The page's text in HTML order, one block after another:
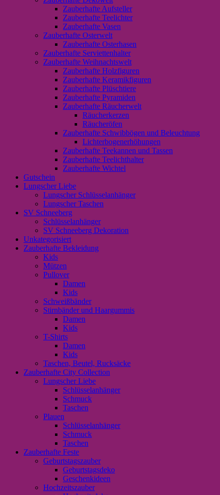
Zauberhafte Aufsteller
Zauberhafte Teelichter
Zauberhafte Vasen
Zauberhafte Osterwelt
Zauberhafte Osterhasen
Zauberhafte Serviettenhalter
Zauberhafte Weihnachtswelt
Zauberhafte Holzfiguren
Zauberhafte Keramikfiguren
Zauberhafte Plüschtiere
Zauberhafte Pyramiden
Zauberhafte Räucherwelt
Räucherkerzen
Räucheröfen
Zauberhafte Schwibbögen und Beleuchtung
Lichterbogenerhöhungen
Zauberhafte Teekannen und Tassen
Zauberhafte Teelichthalter
Zauberhafte Wichtel
Gutschein
Lungscher Liebe
Lungscher Schlüsselanhänger
Lungscher Taschen
SV Schneeberg
Schlüsselanhänger
SV Schneeberg Dekoration
Unkategorisiert
Zauberhafte Bekleidung
Kids
Mützen
Pullover
Damen
Kids
Schweißbänder
Stirnbänder und Haargummis
Damen
Kids
T-Shirts
Damen
Kids
Taschen, Beutel, Rucksäcke
Zauberhafte City Collection
Lungscher Liebe
Schlüsselanhänger
Schmuck
Taschen
Plauen
Schlüsselanhänger
Schmuck
Taschen
Zauberhafte Feste
Geburtstagszauber
Geburtstagsdeko
Geschenkideen
Hochzeitszauber